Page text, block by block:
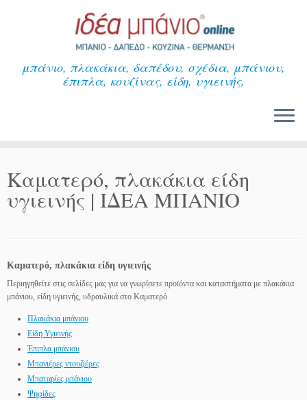
μπάνιο, πλακάκια, δαπέδου, σχέδια, μπάνιου,
έπιπλα, κουζίνας, είδη, υγιεινής,
Καματερό, πλακάκια είδη
υγιεινής | ΙΔΕΑ ΜΠΑΝΙΟ
Καματερό, πλακάκια είδη υγιεινής
Περιηγηθείτε στις σελίδες μας για να γνωρίσετε προϊόντα και καταστήματα με πλακάκια
μπάνιου, είδη υγιεινής, υδραυλικά στο Καματερό
Πλακάκια μπάνιου
Είδη Υγιεινής
Έπιπλα μπάνιου
Μπανιέρες ντουζιέρες
Μπαταρίες μπάνιου
Ψηφίδες